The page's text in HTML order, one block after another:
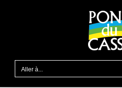
Aller à...